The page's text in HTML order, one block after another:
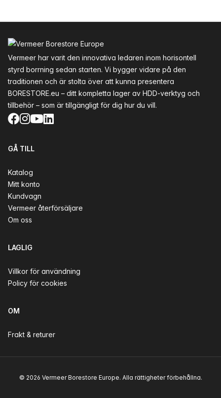
Vermeer har varit den innovativa ledaren inom horisontell
styrd borrning sedan starten. Vi bygger vidare på den
traditionen och är stolta över att kunna presentera
BORESTORE.eu – ditt kompletta lager av HDD-verktyg och
tillbehör – som är tillgängligt för dig hur du vill.
Facebook
Instagram
YouTube
LinkedIn
GÅ TILL
Katalog
Mitt konto
Kundvagn
Vermeer återförsäljare
Om oss
LAGLIG
Villkor för användning
Policy för cookies
OM
Frakt & returer
© 2026 Vermeer Borestore Europe. Alla rättigheter förbehållna.